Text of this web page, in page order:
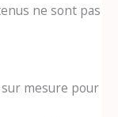
ne sont pas
sur mesure pour